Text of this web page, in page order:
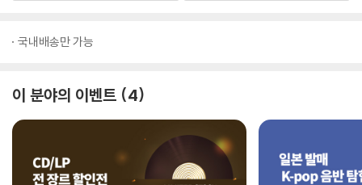
국내배송만 가능
이 분야의 이벤트 4